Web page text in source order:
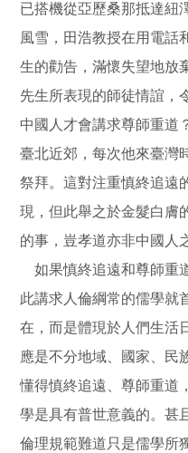
已搭機從亞歷桑那抵達紐
風雪，田浩教授在用電話
生的勸告，滿懷失望地放
先生所表現的師徒情誼，
中國人才會講求尊師重道
臺北近郊，每次他來臺灣
祭拜。這對注重慎終追遠
現，但此舉之於金髮白膚
的事，豈孝道亦非中國人
如果慎終追遠和尊師重
此講求人倫綱常的儒學就
在，而是體現於人們生活
應是不分地域、國家、民
懂得慎終追遠、尊師重道
學是具有普世意義的。甚
倫理規範難道只是儒學所